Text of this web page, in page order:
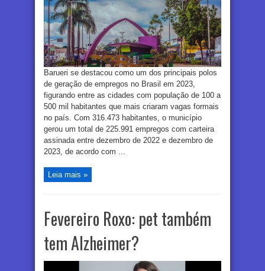
Barueri se destacou como um dos principais polos
de geração de empregos no Brasil em 2023,
figurando entre as cidades com população de 100 a
500 mil habitantes que mais criaram vagas formais
no país. Com 316.473 habitantes, o município
gerou um total de 225.991 empregos com carteira
assinada entre dezembro de 2022 e dezembro de
2023, de acordo com ...
Leia mais »
Fevereiro Roxo: pet também
tem Alzheimer?